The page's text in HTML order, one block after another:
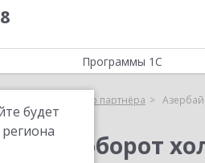
будет
Программы 1С
Выбор партнёра